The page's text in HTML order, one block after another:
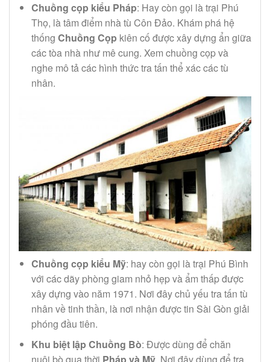
Chuồng cọp kiểu Pháp: Hay còn gọi là trại Phú
Thọ, là tâm điểm nhà tù Côn Đảo. Khám phá hệ
thống Chuồng Cọp kiên cố được xây dựng ẩn giữa
các tòa nhà như mê cung. Xem chuồng cọp và
nghe mô tả các hình thức tra tấn thể xác các tù
nhân.
Chuồng cọp kiểu Mỹ: hay còn gọi là trại Phú Bình
với các dãy phòng giam nhỏ hẹp và ẩm thấp được
xây dựng vào năm 1971. Nơi đây chủ yếu tra tấn tù
nhân về tinh thần, là nơi nhận được tin Sài Gòn giải
phóng đầu tiên.
Khu biệt lập Chuồng Bò: Được dùng để chăn